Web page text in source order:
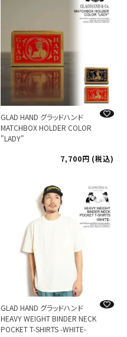
GLAD HAND グラッドハンド
MATCHBOX HOLDER COLOR
"LADY"
7,700
税込
GLAD HAND グラッドハンド
HEAVY WEIGHT BINDER NECK
POCKET T-SHIRTS -WHITE-